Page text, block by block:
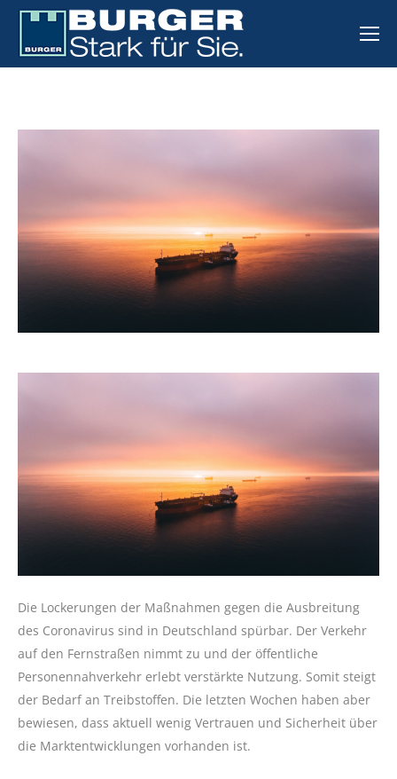
Die Lockerungen der Maßnahmen gegen die Ausbreitung
des Coronavirus sind in Deutschland spürbar. Der Verkehr
auf den Fernstraßen nimmt zu und der öffentliche
Personennahverkehr erlebt verstärkte Nutzung. Somit steigt
der Bedarf an Treibstoffen. Die letzten Wochen haben aber
bewiesen, dass aktuell wenig Vertrauen und Sicherheit über
die Marktentwicklungen vorhanden ist.